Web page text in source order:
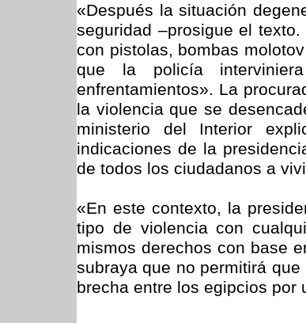
«Después la situación
seguridad –prosigue el
con pistolas, bombas
que la policía
enfrentamientos». La
la violencia que se
ministerio del Interior
indicaciones de la
de todos los ciudadanos a
«En este contexto, la
tipo de violencia con
mismos derechos con base
subraya que no permitirá
brecha entre los egipcios por